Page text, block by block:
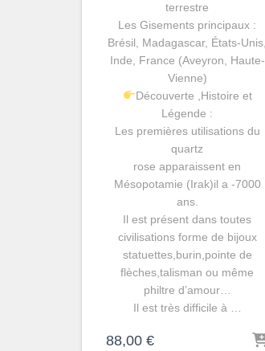
terrestre
Les Gisements principaux :
Brésil, Madagascar, États-Unis,
Inde, France (Aveyron, Haute-
Vienne)
Découverte ,Histoire et
Légende :
Les premières utilisations du
quartz
rose apparaissent en
Mésopotamie (Irak)il a -7000
ans.
Il est présent dans toutes
civilisations forme de bijoux
statuettes,burin,pointe de
flèches,talisman ou même
philtre d’amour…
Il est très difficile à …
88,00 €